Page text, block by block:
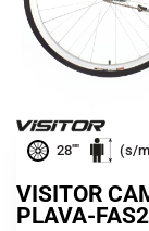
28"" (s/
VISITOR
PLAVA-